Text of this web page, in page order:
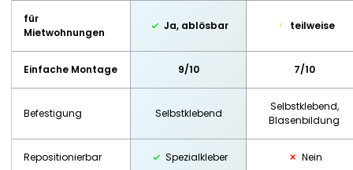
für
Mietwohnungen
Ja, ablösbar teilweise
Einfache Montage 9/10 7/10
Befestigung Selbstklebend
Selbstklebend,
Blasenbildung
Repositionierbar Spezialkleber Nein